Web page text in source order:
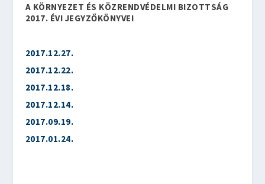
A KÖRNYEZET ÉS KÖZRENDVÉDELMI BIZOTTSÁG
2017. ÉVI JEGYZŐKÖNYVEI
2017.12.27.
2017.12.22.
2017.12.18.
2017.12.14.
2017.09.19.
2017.01.24.